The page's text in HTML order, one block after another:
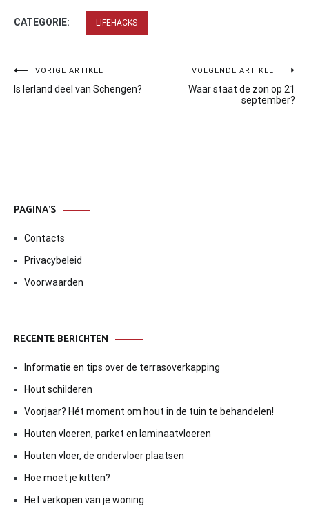
CATEGORIE: LIFEHACKS
Bericht
navigatie
VORIGE ARTIKEL
Is Ierland deel van Schengen?
VOLGENDE ARTIKEL
Waar staat de zon op 21
september?
PAGINA’S
Contacts
Privacybeleid
Voorwaarden
RECENTE BERICHTEN
Informatie en tips over de terrasoverkapping
Hout schilderen
Voorjaar? Hét moment om hout in de tuin te behandelen!
Houten vloeren, parket en laminaatvloeren
Houten vloer, de ondervloer plaatsen
Hoe moet je kitten?
Het verkopen van je woning